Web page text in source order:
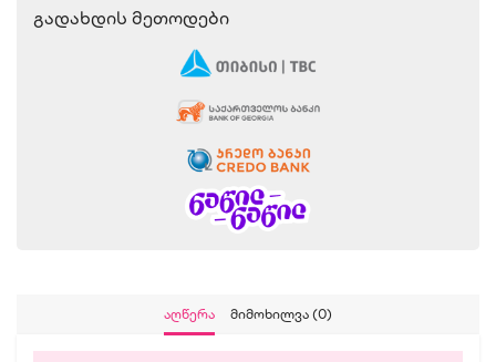
Გადახდის Მეთოდები
Აღწერა Მიმოხილვა (0)